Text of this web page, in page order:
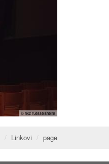
© hkz ruesselsheim
Linkovi page